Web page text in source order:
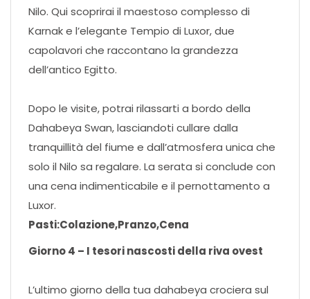
Nilo. Qui scoprirai il maestoso complesso di
Karnak e l’elegante Tempio di Luxor, due
capolavori che raccontano la grandezza
dell’antico Egitto.
Dopo le visite, potrai rilassarti a bordo della
Dahabeya Swan, lasciandoti cullare dalla
tranquillità del fiume e dall’atmosfera unica che
solo il Nilo sa regalare. La serata si conclude con
una cena indimenticabile e il pernottamento a
Luxor.
Pasti:Colazione,Pranzo,Cena
Giorno 4 – I tesori nascosti della riva ovest
L’ultimo giorno della tua dahabeya crociera sul